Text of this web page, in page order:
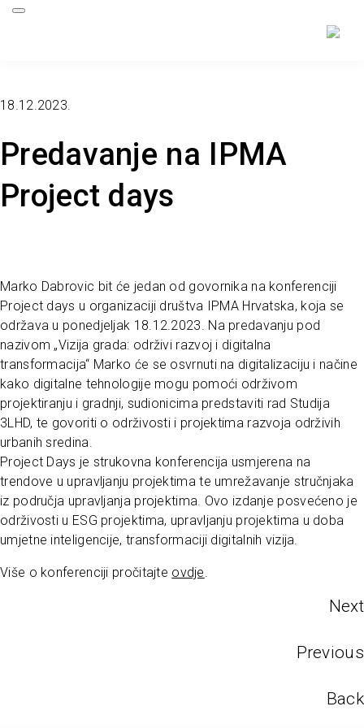
Predavanje na IPMA
Project days
18.12.2023.
Marko Dabrovic bit će jedan od govornika na konferenciji
Project days u organizaciji društva IPMA Hrvatska, koja se
održava u ponedjeljak 18.12.2023. Na predavanju pod
nazivom „Vizija grada: održivi razvoj i digitalna
transformacija“ Marko će se osvrnuti na digitalizaciju i načine
kako digitalne tehnologije mogu pomoći održivom
projektiranju i gradnji, sudionicima predstaviti rad Studija
3LHD, te govoriti o održivosti i projektima razvoja održivih
urbanih sredina.
Project Days je strukovna konferencija usmjerena na
trendove u upravljanju projektima te umrežavanje stručnjaka
iz područja upravljanja projektima. Ovo izdanje posvećeno je
održivosti u ESG projektima, upravljanju projektima u doba
umjetne inteligencije, transformaciji digitalnih vizija.
Više o konferenciji pročitajte ovdje
Next
Previous
Back